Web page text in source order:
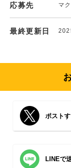
応募先 マ
最終更新日
ポスト
LINEで